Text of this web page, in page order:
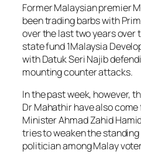
Former Malaysian premier
been trading barbs with
over the last two years over
state fund 1Malaysia
with Datuk Seri Najib
mounting counter attacks.
In the past week, however,
Dr Mahathir have also
Minister Ahmad Zahid
tries to weaken the
politician among Malay